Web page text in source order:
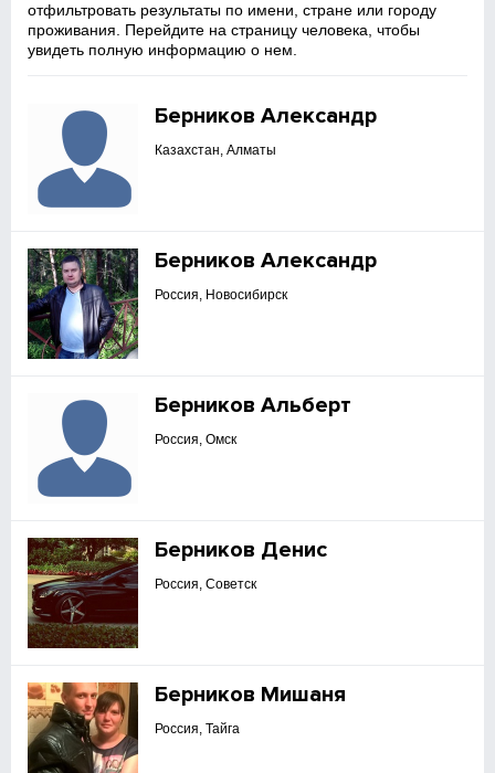
отфильтровать результаты по имени, стране или городу
проживания. Перейдите на страницу человека, чтобы
увидеть полную информацию о нем.
Берников Александр
Казахстан, Алматы
Берников Александр
Россия, Новосибирск
Берников Альберт
Россия, Омск
Берников Денис
Россия, Советск
Берников Мишаня
Россия, Тайга